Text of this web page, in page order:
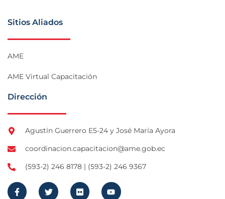
Sitios Aliados
AME
AME Virtual Capacitación
Dirección
Agustín Guerrero E5-24 y José María Ayora
coordinacion.capacitacion@ame.gob.ec
(593-2) 246 8178 | (593-2) 246 9367